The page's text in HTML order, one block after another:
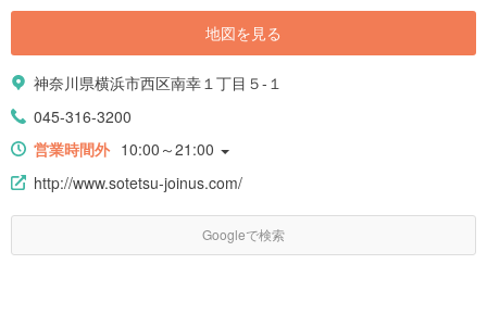
地図を見る
神奈川県横浜市西区南幸１丁目５-１
045-316-3200
営業時間外 10:00～21:00
http://www.sotetsu-joinus.com/
Googleで検索